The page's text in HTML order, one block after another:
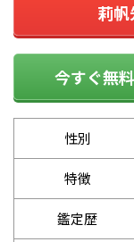
莉
今すぐ無
性別
特徴
鑑定歴